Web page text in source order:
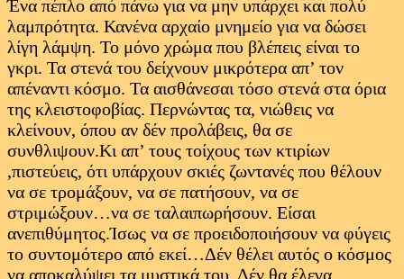
Ένα πέπλο από πάνω για να μην υπάρχει και πολύ
λαμπρότητα. Κανένα αρχαίο μνημείο για να δώσει
λίγη λάμψη. Το μόνο χρώμα που βλέπεις είναι το
γκρι. Τα στενά του δείχνουν μικρότερα απ’ τον
απέναντι κόσμο. Τα αισθάνεσαι τόσο στενά στα όρια
της κλειστοφοβίας. Περνώντας τα, νιώθεις να
κλείνουν, όπου αν δέν προλάβεις, θα σε
συνθλιψουν.Κι απ’ τους τοίχους των κτιρίων
,πιστεύεις, ότι υπάρχουν σκιές ζωντανές που θέλουν
να σε τρομάξουν, να σε πατήσουν, να σε
στριμώξουν…να σε ταλαιπωρήσουν. Είσαι
ανεπιθύμητος.Ίσως να σε προειδοποιήσουν να φύγεις
το συντομότερο από εκεί…Δέν θέλει αυτός ο κόσμος
να αποκαλύψει τα μυστικά του. Δέν θα έλεγα